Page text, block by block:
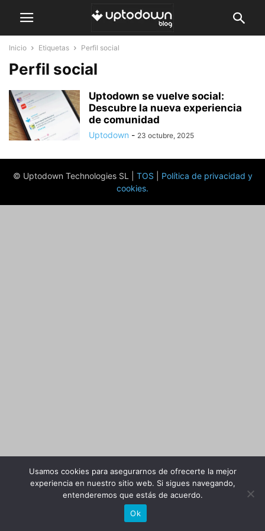
Inicio Etiquetas Perfil social
Perfil social
Uptodown se vuelve social:
Descubre la nueva experiencia
de comunidad
Uptodown - 23 octubre, 2025
© Uptodown Technologies SL | TOS
Política de privacidad y
cookies.
Usamos cookies para asegurarnos de ofrecerte la mejor
experiencia en nuestro sitio web. Si sigues navegando,
entenderemos que estás de acuerdo.
Ok